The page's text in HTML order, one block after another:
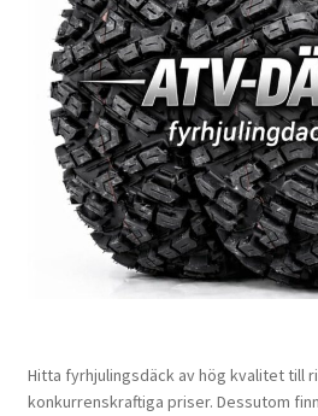
Hitta fyrhjulingsdäck av hög kvalitet till
konkurrenskraftiga priser. Dessutom